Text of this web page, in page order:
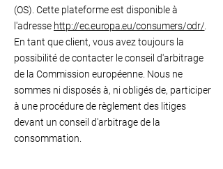
(OS). Cette plateforme est disponible à
l'adresse http://ec.europa.eu/consumers/odr/
En tant que client, vous avez toujours la
possibilité de contacter le conseil d'arbitrage
de la Commission européenne. Nous ne
sommes ni disposés à, ni obligés de, participer
à une procédure de règlement des litiges
devant un conseil d'arbitrage de la
consommation.